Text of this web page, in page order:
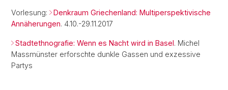
Vorlesung:
Denkraum Griechenland: Multiperspektivische
Annäherungen. 4.10.-29.11.2017
Stadtethnografie: Wenn es Nacht wird in Basel. Michel
Massmünster erforschte dunkle Gassen und exzessive
Partys